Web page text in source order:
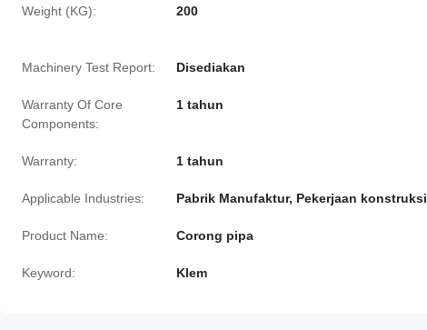
Weight (KG): 200
Machinery Test Report: Disediakan
Warranty Of Core
Components:
1 tahun
Warranty: 1 tahun
Applicable Industries: Pabrik Manufaktur, Pekerjaan konstruksi
Product Name: Corong pipa
Keyword: Klem